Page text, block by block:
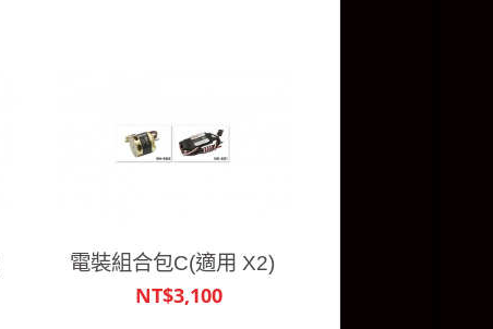
電裝組合包C(適用 X2)
NT$3,100